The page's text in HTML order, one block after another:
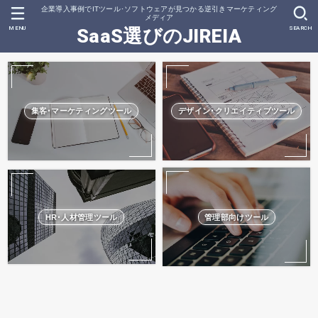
企業導入事例でITツール･ソフトウェアが見つかる逆引きマーケティング
メディア
SaaS選びのJIREIA SEARCH
MENU
集客･マーケティングツール デザイン･クリエイティブツール
HR･人材管理ツール 管理部向けツール